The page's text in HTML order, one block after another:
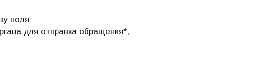
поля:
для отправка обращения*,